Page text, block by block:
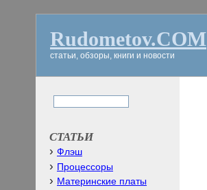
Rudometov.COM
статьи, обзоры, книги и новости
СТАТЬИ
Флэш
Процессоры
Материнские платы